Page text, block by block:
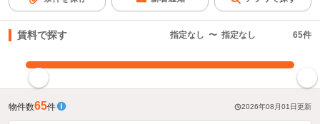
賃料で探す 指定なし 〜 指定なし 65件
物件数65件 2026年08月01日更新